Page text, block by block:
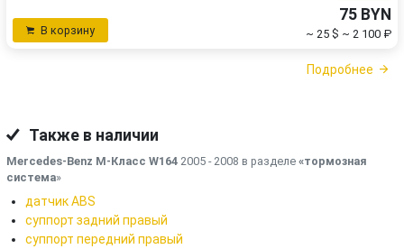
В корзину
75 BYN
~ 25 $ ~ 2 100 ₽
Подробнее
Также в наличии
Mercedes-Benz M-Класс W164 2005 - 2008 в разделе «тормозная
система»
датчик ABS
суппорт задний правый
суппорт передний правый